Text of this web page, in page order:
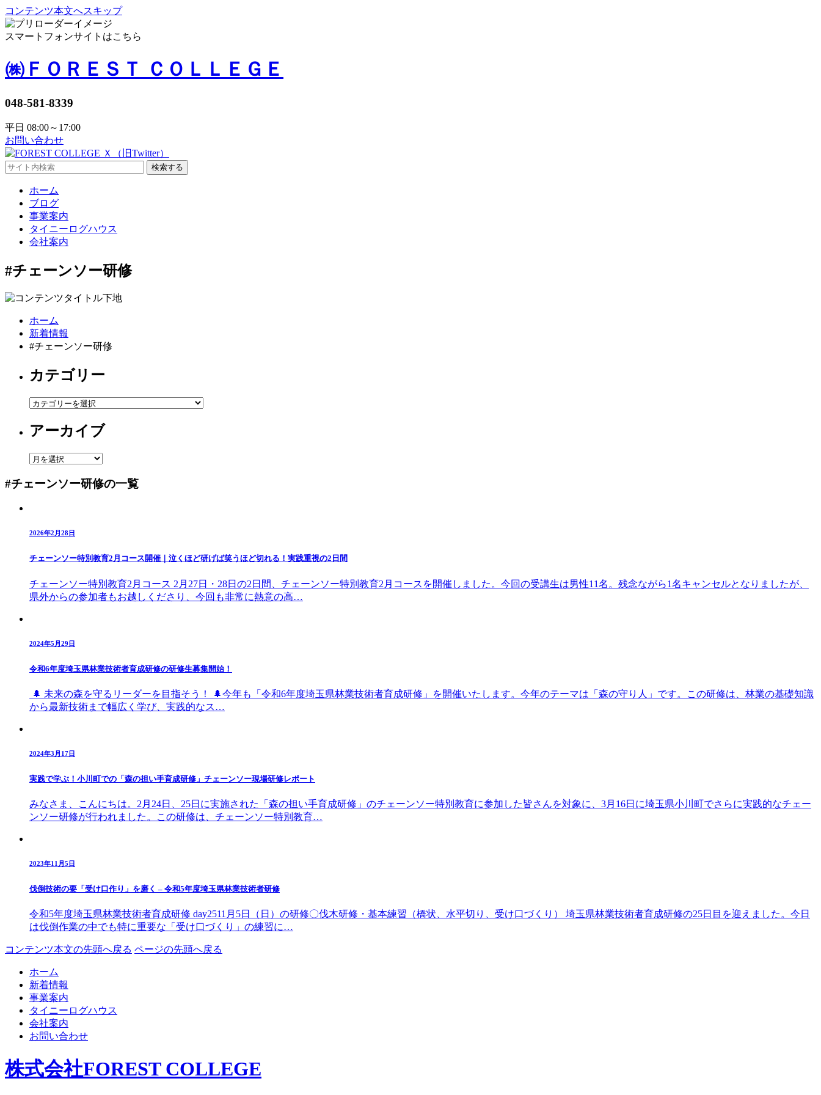
コンテンツ本文へスキップ
スマートフォンサイトはこちら
㈱ＦＯＲＥＳＴ ＣＯＬＬＥＧＥ
048-581-8339
平日 08:00～17:00
お問い合わせ
検索する
ホーム
ブログ
事業案内
タイニーログハウス
会社案内
#チェーンソー研修
ホーム
新着情報
#チェーンソー研修
カテゴリー
カ
ゴ
ー
アーカイブ
ア
カ
#チェーンソー研修の一覧
2026年2月28日
チェーンソー特別教育2月コース開催｜泣くほど研げば笑うほど切れる！実践重視の2日間
チェーンソー特別教育2月コース 2月27日・28日の2日間、チェーンソー特別教育2月コースを開催しました。今回の受講生は男性11名。残念ながら1名キャンセルとなりましたが、
県外からの参加者もお越しくださり、今回も非常に熱意の高…
2024年5月29日
令和6年度埼玉県林業技術者育成研修の研修生募集開始！
🌲 未来の森を守るリーダーを目指そう！ 🌲今年も「令和6年度埼玉県林業技術者育成研修」を開催いたします。今年のテーマは「森の守り人」です。この研修は、林業の基礎知識
から最新技術まで幅広く学び、実践的なス…
2024年3月17日
実践で学ぶ！小川町での「森の担い手育成研修」チェーンソー現場研修レポート
みなさま、こんにちは。2月24日、25日に実施された「森の担い手育成研修」のチェーンソー特別教育に参加した皆さんを対象に、3月16日に埼玉県小川町でさらに実践的なチェー
ンソー研修が行われました。この研修は、チェーンソー特別教育…
2023年11月5日
伐倒技術の要「受け口作り」を磨く – 令和5年度埼玉県林業技術者研修
令和5年度埼玉県林業技術者育成研修 day2511月5日（日）の研修〇伐木研修・基本練習（橋状、水平切り、受け口づくり） 埼玉県林業技術者育成研修の25日目を迎えました。今日
は伐倒作業の中でも特に重要な「受け口づくり」の練習に…
コンテンツ本文の先頭へ戻る ページの先頭へ戻る
ホーム
新着情報
事業案内
タイニーログハウス
会社案内
お問い合わせ
株式会社FOREST COLLEGE